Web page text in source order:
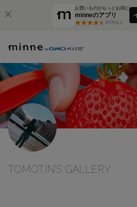
お買いものがもっとお得に
minneのアプリ
3万件以上
TOMOTIN’S GALLERY